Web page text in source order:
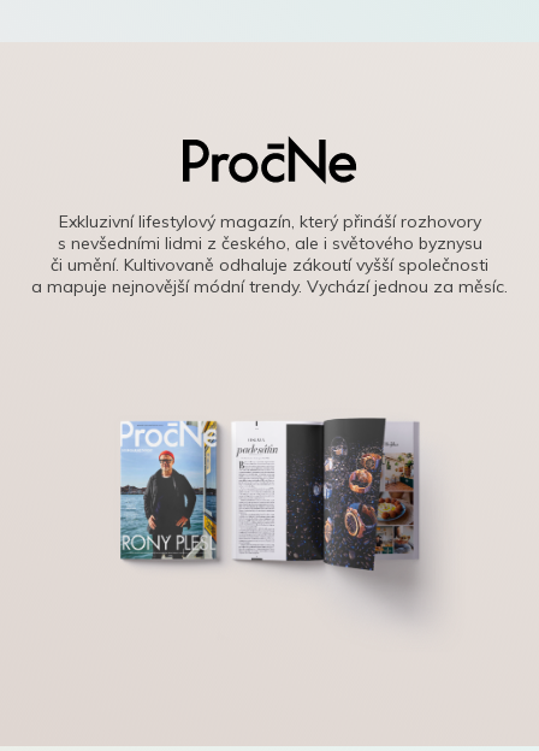
Exkluzivní lifestylový magazín, který přináší rozhovory
s nevšedními lidmi z českého, ale i světového byznysu
či umění. Kultivovaně odhaluje zákoutí vyšší společnosti
a mapuje nejnovější módní trendy. Vychází jednou za měsíc.